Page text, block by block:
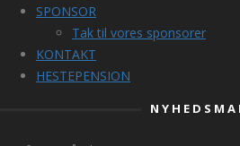
SPONSOR
Tak til vores sponsorer
KONTAKT
HESTEPENSION